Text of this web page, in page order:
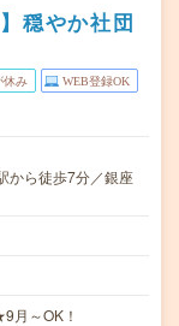
穏やか社団
休み WEB登録OK
から徒歩7分／銀座
月～OK！